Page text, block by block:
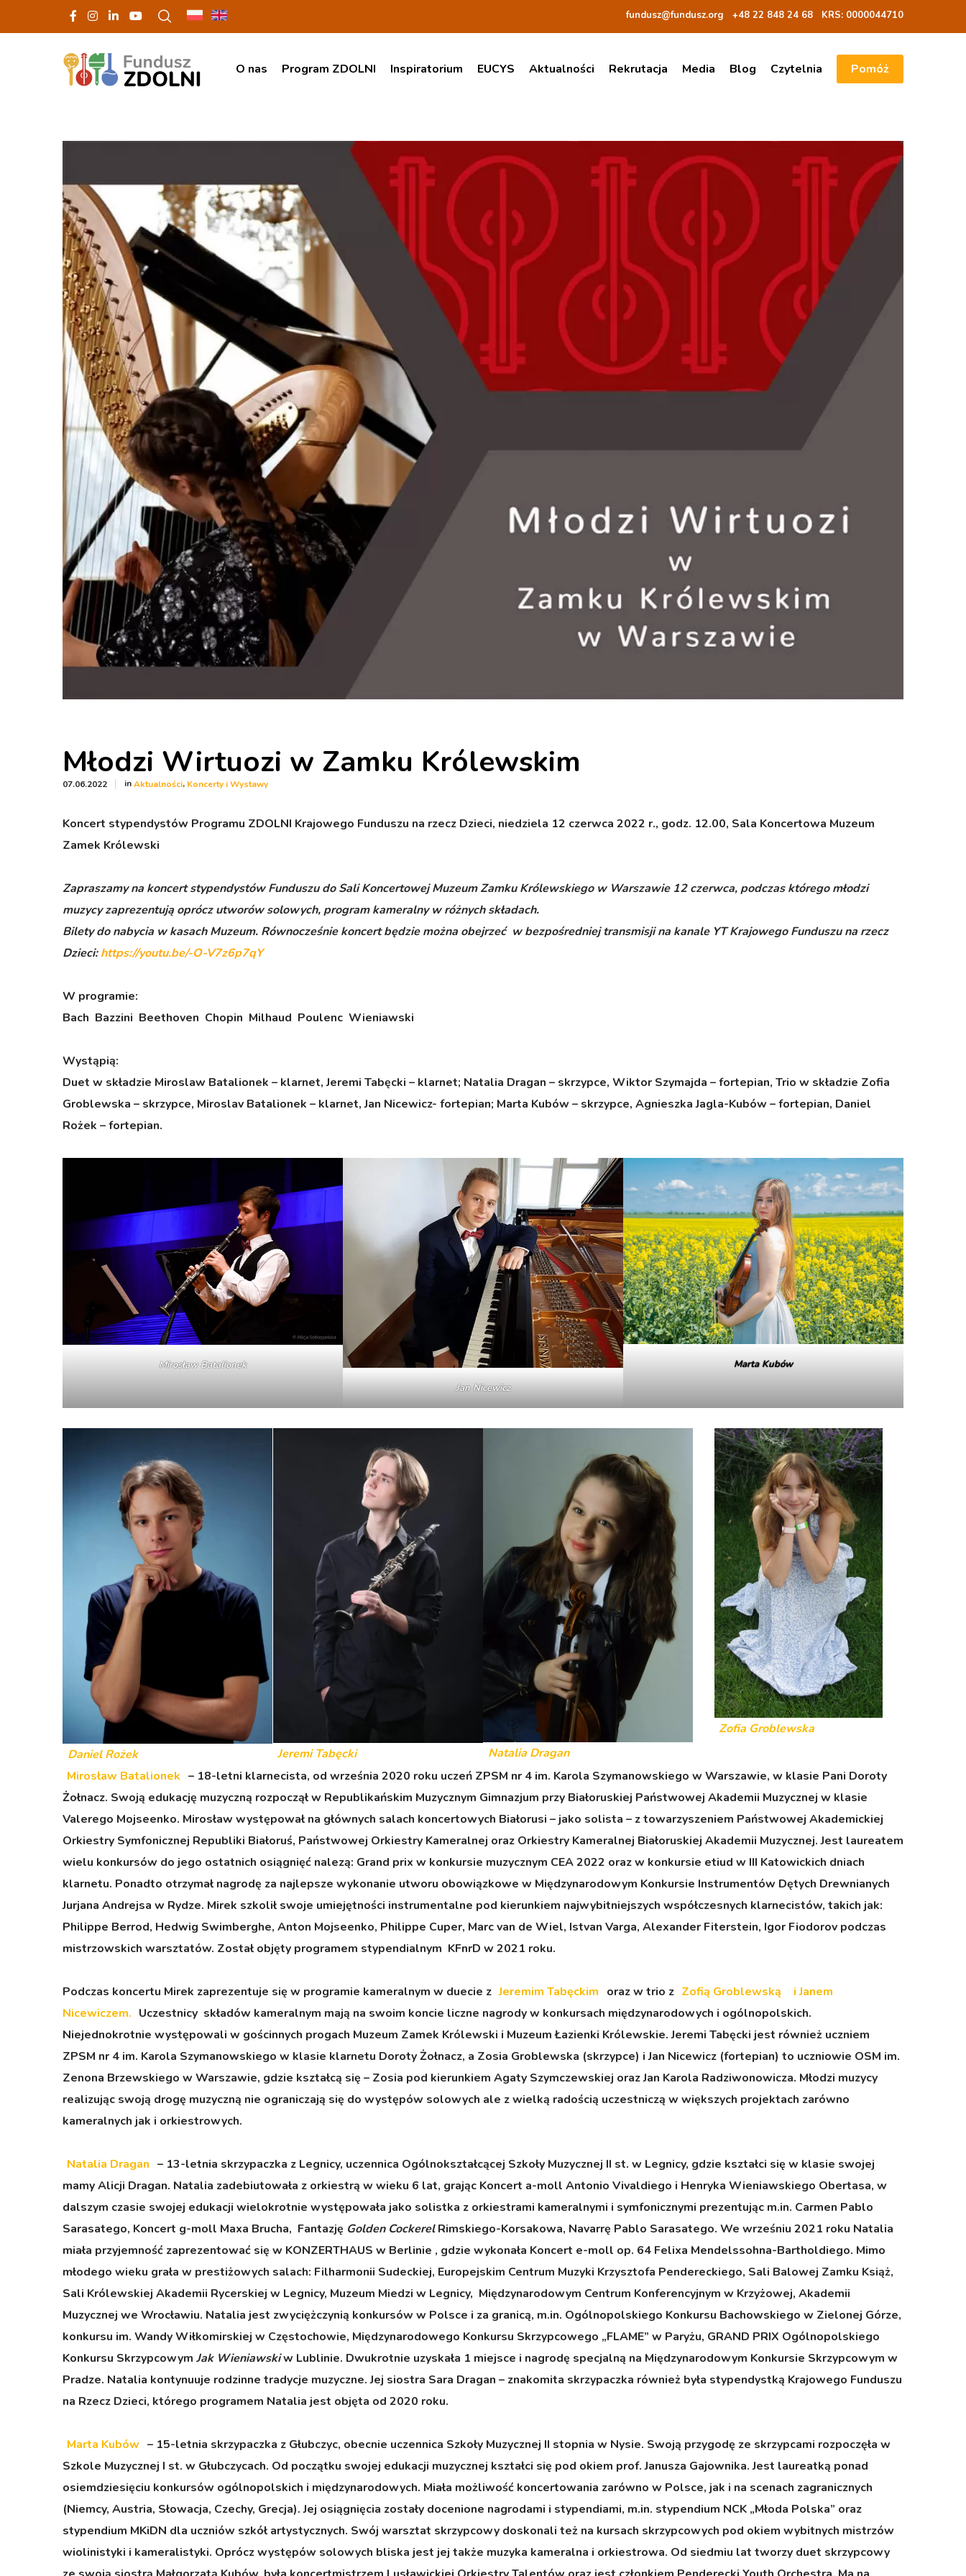
fundusz@fundusz.org +48 22 848 24 68 KRS: 0000044710
O nas Program ZDOLNI Inspiratorium EUCYS Aktualności Rekrutacja Media Blog Czytelnia Pomóż
Młodzi Wirtuozi w Zamku Królewskim
07.06.2022 inAktualności, Koncerty i Wystawy
Koncert stypendystów Programu ZDOLNI Krajowego Funduszu na rzecz Dzieci, niedziela 12 czerwca 2022 r., godz. 12.00, Sala Koncertowa Muzeum
Zamek Królewski
Zapraszamy na koncert stypendystów Funduszu do Sali Koncertowej Muzeum Zamku Królewskiego w Warszawie 12 czerwca, podczas którego młodzi
muzycy zaprezentują oprócz utworów solowych, program kameralny w różnych składach.
Bilety do nabycia w kasach Muzeum. Równocześnie koncert będzie można obejrzeć w bezpośredniej transmisji na kanale YT Krajowego Funduszu na rzecz
Dzieci:https://youtu.be/-O-V7z6p7qY
W programie:
Bach Bazzini Beethoven Chopin Milhaud Poulenc Wieniawski
Wystąpią:
Duet w składzie Miroslaw Batalionek – klarnet, Jeremi Tabęcki – klarnet; Natalia Dragan – skrzypce, Wiktor Szymajda – fortepian, Trio w składzie Zofia
Groblewska – skrzypce, Miroslav Batalionek – klarnet, Jan Nicewicz- fortepian; Marta Kubów – skrzypce, Agnieszka Jagla-Kubów – fortepian, Daniel
Rożek – fortepian.
Mirosław Batalionek
Jan Nicewicz
Marta Kubów
Daniel Rożek Jeremi Tabęcki Natalia Dragan
Zofia Groblewska
Mirosław Batalionek – 18-letni klarnecista, od września 2020 roku uczeń ZPSM nr 4 im. Karola Szymanowskiego w Warszawie, w klasie Pani Doroty
Żołnacz. Swoją edukację muzyczną rozpoczął w Republikańskim Muzycznym Gimnazjum przy Białoruskiej Państwowej Akademii Muzycznej w klasie
Valerego Mojseenko. Mirosław występował na głównych salach koncertowych Białorusi – jako solista – z towarzyszeniem Państwowej Akademickiej
Orkiestry Symfonicznej Republiki Białoruś, Państwowej Orkiestry Kameralnej oraz Orkiestry Kameralnej Białoruskiej Akademii Muzycznej. Jest laureatem
wielu konkursów do jego ostatnich osiągnięć nalezą: Grand prix w konkursie muzycznym CEA 2022 oraz w konkursie etiud w III Katowickich dniach
klarnetu. Ponadto otrzymał nagrodę za najlepsze wykonanie utworu obowiązkowe w Międzynarodowym Konkursie Instrumentów Dętych Drewnianych
Jurjana Andrejsa w Rydze. Mirek szkolił swoje umiejętności instrumentalne pod kierunkiem najwybitniejszych współczesnych klarnecistów, takich jak:
Philippe Berrod, Hedwig Swimberghe, Anton Mojseenko, Philippe Cuper, Marc van de Wiel, Istvan Varga, Alexander Fiterstein, Igor Fiodorov podczas
mistrzowskich warsztatów. Został objęty programem stypendialnym KFnrD w 2021 roku.
Podczas koncertu Mirek zaprezentuje się w programie kameralnym w duecie z Jeremim Tabęckim oraz w trio z Zofią Groblewską iJanem
Nicewiczem. Uczestnicy składów kameralnym mają na swoim koncie liczne nagrody w konkursach międzynarodowych i ogólnopolskich.
Niejednokrotnie występowali w gościnnych progach Muzeum Zamek Królewski i Muzeum Łazienki Królewskie. Jeremi Tabęcki jest również uczniem
ZPSM nr 4 im. Karola Szymanowskiego w klasie klarnetu Doroty Żołnacz, a Zosia Groblewska (skrzypce) i Jan Nicewicz (fortepian) to uczniowie OSM im.
Zenona Brzewskiego w Warszawie, gdzie kształcą się – Zosia pod kierunkiem Agaty Szymczewskiej oraz Jan Karola Radziwonowicza. Młodzi muzycy
realizując swoją drogę muzyczną nie ograniczają się do występów solowych ale z wielką radością uczestniczą w większych projektach zarówno
kameralnych jak i orkiestrowych.
Natalia Dragan – 13-letnia skrzypaczka z Legnicy, uczennica Ogólnokształcącej Szkoły Muzycznej II st. w Legnicy, gdzie kształci się w klasie swojej
mamy Alicji Dragan. Natalia zadebiutowała z orkiestrą w wieku 6 lat, grając Koncert a-moll Antonio Vivaldiego i Henryka Wieniawskiego Obertasa, w
dalszym czasie swojej edukacji wielokrotnie występowała jako solistka z orkiestrami kameralnymi i symfonicznymi prezentując m.in. Carmen Pablo
Sarasatego, Koncert g-moll Maxa Brucha, Fantazję Golden CockerelRimskiego-Korsakowa, Navarrę Pablo Sarasatego. We wrześniu 2021 roku Natalia
miała przyjemność zaprezentować się w KONZERTHAUS w Berlinie , gdzie wykonała Koncert e-moll op. 64 Felixa Mendelssohna-Bartholdiego. Mimo
młodego wieku grała w prestiżowych salach: Filharmonii Sudeckiej, Europejskim Centrum Muzyki Krzysztofa Pendereckiego, Sali Balowej Zamku Książ,
Sali Królewskiej Akademii Rycerskiej w Legnicy, Muzeum Miedzi w Legnicy, Międzynarodowym Centrum Konferencyjnym w Krzyżowej, Akademii
Muzycznej we Wrocławiu. Natalia jest zwyciężczynią konkursów w Polsce i za granicą, m.in. Ogólnopolskiego Konkursu Bachowskiego w Zielonej Górze,
konkursu im. Wandy Wiłkomirskiej w Częstochowie, Międzynarodowego Konkursu Skrzypcowego „FLAME” w Paryżu, GRAND PRIX Ogólnopolskiego
Konkursu Skrzypcowym Jak Wieniawskiw Lublinie. Dwukrotnie uzyskała 1 miejsce i nagrodę specjalną na Międzynarodowym Konkursie Skrzypcowym w
Pradze. Natalia kontynuuje rodzinne tradycje muzyczne. Jej siostra Sara Dragan – znakomita skrzypaczka również była stypendystką Krajowego Funduszu
na Rzecz Dzieci, którego programem Natalia jest objęta od 2020 roku.
Marta Kubów – 15-letnia skrzypaczka z Głubczyc, obecnie uczennica Szkoły Muzycznej II stopnia w Nysie. Swoją przygodę ze skrzypcami rozpoczęła w
Szkole Muzycznej I st. w Głubczycach. Od początku swojej edukacji muzycznej kształci się pod okiem prof. Janusza Gajownika. Jest laureatką ponad
osiemdziesięciu konkursów ogólnopolskich i międzynarodowych. Miała możliwość koncertowania zarówno w Polsce, jak i na scenach zagranicznych
(Niemcy, Austria, Słowacja, Czechy, Grecja). Jej osiągnięcia zostały docenione nagrodami i stypendiami, m.in. stypendium NCK „Młoda Polska” oraz
stypendium MKiDN dla uczniów szkół artystycznych. Swój warsztat skrzypcowy doskonali też na kursach skrzypcowych pod okiem wybitnych mistrzów
wiolinistyki i kameralistyki. Oprócz występów solowych bliska jest jej także muzyka kameralna i orkiestrowa. Od siedmiu lat tworzy duet skrzypcowy